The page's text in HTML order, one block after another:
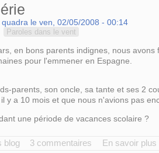
le ven, 02/05/2008 - 00:14
Paroles dans le vent
en bons parents indignes, nous avons
pour l'emmener en Espagne.
parents, son oncle, sa tante et ses 2
y a 10 mois et que nous n'avions pas
une période de vacances scolaire ?
blog 3 commentaires En savoir plus